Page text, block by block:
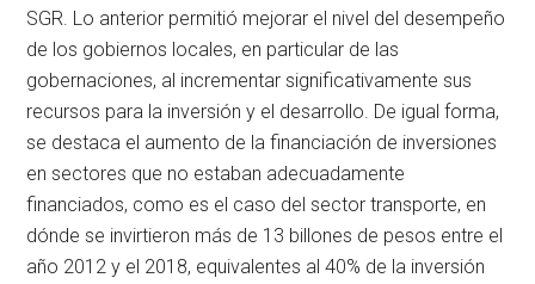
SGR. Lo anterior permitió mejorar el nivel del desempeño
de los gobiernos locales, en particular de las
gobernaciones, al incrementar significativamente sus
recursos para la inversión y el desarrollo. De igual forma,
se destaca el aumento de la financiación de inversiones
en sectores que no estaban adecuadamente
financiados, como es el caso del sector transporte, en
dónde se invirtieron más de 13 billones de pesos entre el
año 2012 y el 2018, equivalentes al 40% de la inversión